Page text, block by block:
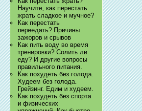
Научите, как перестать
жрать сладкое и мучное?
Как перестать
переедать? Причины
зажоров и срывов
Как пить воду во время
тренировки? Солить ли
еду? И другие вопросы
правильного питания.
Как похудеть без голода.
Худеем без голода.
Грейзинг. Едим и худеем.
Как похудеть без спорта
и физических